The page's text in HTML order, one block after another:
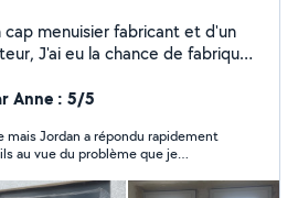
cap menuisier fabricant et d'un
d'une maison ( brevet
volets roulants stores pendant
en indépendant le 01/01/25 ,
avec
Anne : 5/5
mais Jordan a répondu rapidement
au vue du problème que je